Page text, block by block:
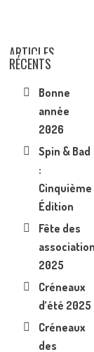
ARTICLES
RÉCENTS
Bonne
année
2026
Spin & Bad
:
Cinquième
Édition
Fête des
2025
Créneaux
d’été 2025
Créneaux
des